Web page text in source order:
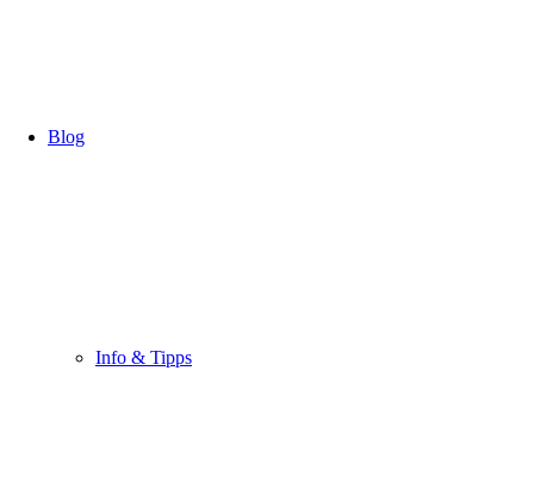
Blog
Info & Tipps